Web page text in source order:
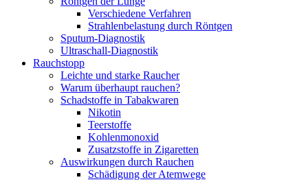
Verschiedene Verfahren
Strahlenbelastung durch Röntgen
Sputum-Diagnostik
Ultraschall-Diagnostik
Rauchstopp
Leichte und starke Raucher
Warum überhaupt rauchen?
Schadstoffe in Tabakwaren
Nikotin
Teerstoffe
Kohlenmonoxid
Zusatzstoffe in Zigaretten
Auswirkungen durch Rauchen
Schädigung der Atemwege